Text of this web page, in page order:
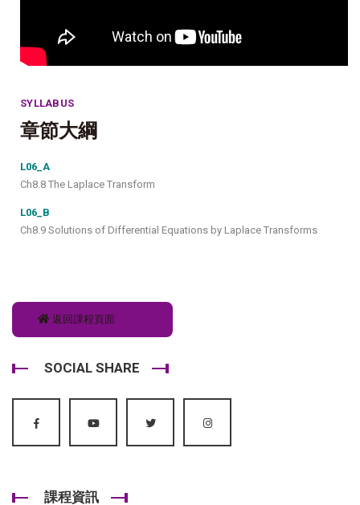
SYLLABUS
章節大綱
L06_A
Ch8.8 The Laplace Transform
L06_B
Ch8.9 Solutions of Differential Equations by Laplace Transforms
返回課程頁面
SOCIAL SHARE
課程資訊